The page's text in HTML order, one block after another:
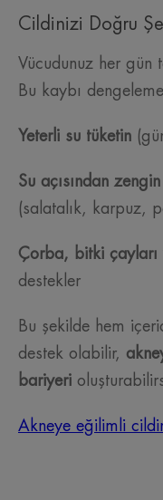
Cildinizi Doğru
Vücudunuz her gün
Bu kaybı
Yeterli su tüketin
Su açısından
(salatalık, karpuz,
Çorba, bitki çayları
destekler
Bu şekilde hem
destek olabilir,
bariyeri
Akneye eğilimli